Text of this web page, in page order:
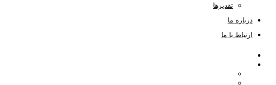
تقدیرها
درباره ما
ارتباط با ما